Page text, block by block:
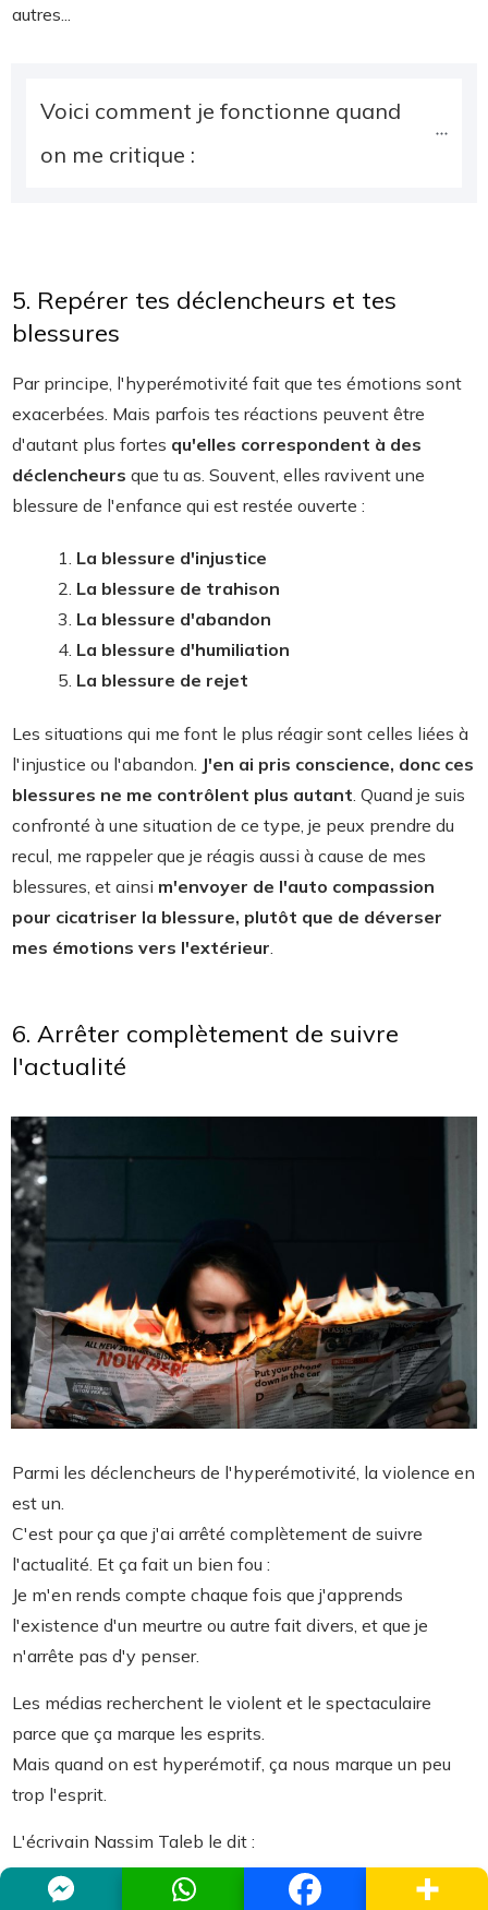
autres...
Voici comment je fonctionne quand
on me critique :
5. Repérer tes déclencheurs et tes
blessures
Par principe, l'hyperémotivité fait que tes émotions sont
exacerbées. Mais parfois tes réactions peuvent être
d'autant plus fortes qu'elles correspondent à des
déclencheurs que tu as. Souvent, elles ravivent une
blessure de l'enfance qui est restée ouverte :
La blessure d'injustice
La blessure de trahison
La blessure d'abandon
La blessure d'humiliation
La blessure de rejet
Les situations qui me font le plus réagir sont celles liées à
l'injustice ou l'abandon. J'en ai pris conscience, donc ces
blessures ne me contrôlent plus autant. Quand je suis
confronté à une situation de ce type, je peux prendre du
recul, me rappeler que je réagis aussi à cause de mes
blessures, et ainsi m'envoyer de l'auto compassion
pour cicatriser la blessure, plutôt que de déverser
mes émotions vers l'extérieur.
6. Arrêter complètement de suivre
l'actualité
Parmi les déclencheurs de l'hyperémotivité, la violence en
est un.
C'est pour ça que j'ai arrêté complètement de suivre
l'actualité. Et ça fait un bien fou :
Je m'en rends compte chaque fois que j'apprends
l'existence d'un meurtre ou autre fait divers, et que je
n'arrête pas d'y penser.
Les médias recherchent le violent et le spectaculaire
parce que ça marque les esprits.
Mais quand on est hyperémotif, ça nous marque un peu
trop l'esprit.
L'écrivain Nassim Taleb le dit :
L'information importante trouve toujours son